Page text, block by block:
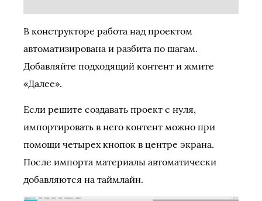
В конструкторе работа над проектом
автоматизирована и разбита по шагам.
Добавляйте подходящий контент и жмите
«Далее».
Если решите создавать проект с нуля,
импортировать в него контент можно при
помощи четырех кнопок в центре экрана.
После импорта материалы автоматически
добавляются на таймлайн.